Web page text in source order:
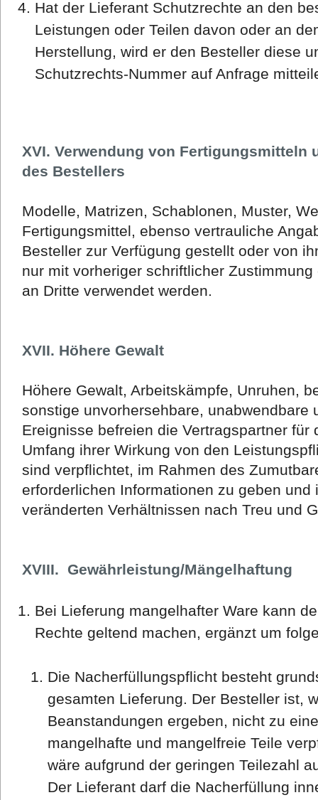
Hat der Lieferant Schutzrechte an den
Leistungen oder Teilen davon oder an
Herstellung, wird er den Besteller diese
Schutzrechts-Nummer auf Anfrage
XVI. Verwendung von Fertigungsmitteln
des Bestellers
Modelle, Matrizen, Schablonen, Muster,
Fertigungsmittel, ebenso vertrauliche
Besteller zur Verfügung gestellt oder von
nur mit vorheriger schriftlicher
an Dritte verwendet werden.
XVII. Höhere Gewalt
Höhere Gewalt, Arbeitskämpfe, Unruhen,
sonstige unvorhersehbare, unabwendbare
Ereignisse befreien die Vertragspartner für
Umfang ihrer Wirkung von den
sind verpflichtet, im Rahmen des
erforderlichen Informationen zu geben und
veränderten Verhältnissen nach Treu und
XVIII. Gewährleistung/Mängelhaftung
Bei Lieferung mangelhafter Ware kann
Rechte geltend machen, ergänzt um
Die Nacherfüllungspflicht besteht
gesamten Lieferung. Der Besteller ist,
Beanstandungen ergeben, nicht zu
mangelhafte und mangelfreie Teile
wäre aufgrund der geringen Teilezahl
Der Lieferant darf die Nacherfüllung